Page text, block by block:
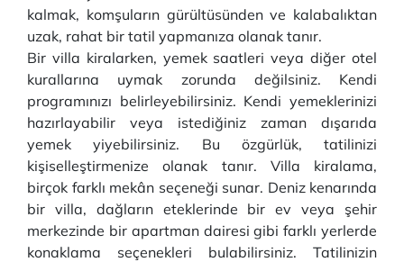
kalmak, komşuların gürültüsünden ve kalabalıktan
uzak, rahat bir tatil yapmanıza olanak tanır.
Bir villa kiralarken, yemek saatleri veya diğer otel
kurallarına uymak zorunda değilsiniz. Kendi
programınızı belirleyebilirsiniz. Kendi yemeklerinizi
hazırlayabilir veya istediğiniz zaman dışarıda
yemek yiyebilirsiniz. Bu özgürlük, tatilinizi
kişiselleştirmenize olanak tanır. Villa kiralama,
birçok farklı mekân seçeneği sunar. Deniz kenarında
bir villa, dağların eteklerinde bir ev veya şehir
merkezinde bir apartman dairesi gibi farklı yerlerde
konaklama seçenekleri bulabilirsiniz. Tatilinizin